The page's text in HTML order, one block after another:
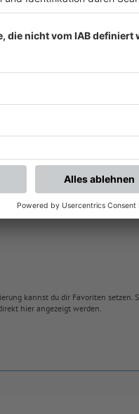
DEN BFV-
kannst du dir Favoriten
hier angezeigt werden.